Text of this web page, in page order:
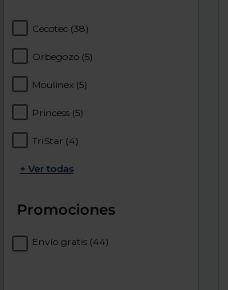
Cecotec (38)
Orbegozo (5)
Moulinex (5)
Princess (5)
TriStar (4)
+ Ver todas
Promociones
Envío gratis (44)